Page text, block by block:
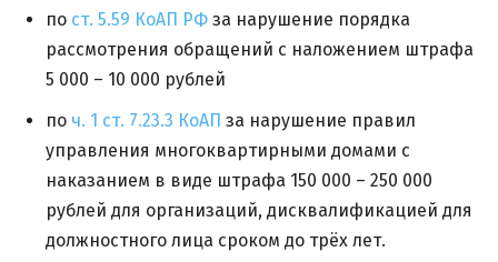
по ст. 5.59 КоАП РФ за нарушение порядка
рассмотрения обращений с наложением штрафа
5 000 – 10 000 рублей
по ч. 1 ст. 7.23.3 КоАП за нарушение правил
управления многоквартирными домами с
наказанием в виде штрафа 150 000 – 250 000
рублей для организаций, дисквалификацией для
должностного лица сроком до трёх лет.